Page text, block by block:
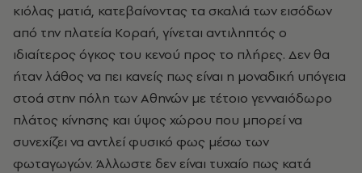
κιόλας ματιά, κατεβαίνοντας τα σκαλιά των εισόδων
από την πλατεία Κοραή, γίνεται αντιληπτός ο
ιδιαίτερος όγκος του κενού προς το πλήρες. Δεν θα
ήταν λάθος να πει κανείς πως είναι η μοναδική υπόγεια
στοά στην πόλη των Αθηνών με τέτοιο γενναιόδωρο
πλάτος κίνησης και ύψος χώρου που μπορεί να
συνεχίζει να αντλεί φυσικό φως μέσω των
φωταγωγών. Άλλωστε δεν είναι τυχαίο πως κατά